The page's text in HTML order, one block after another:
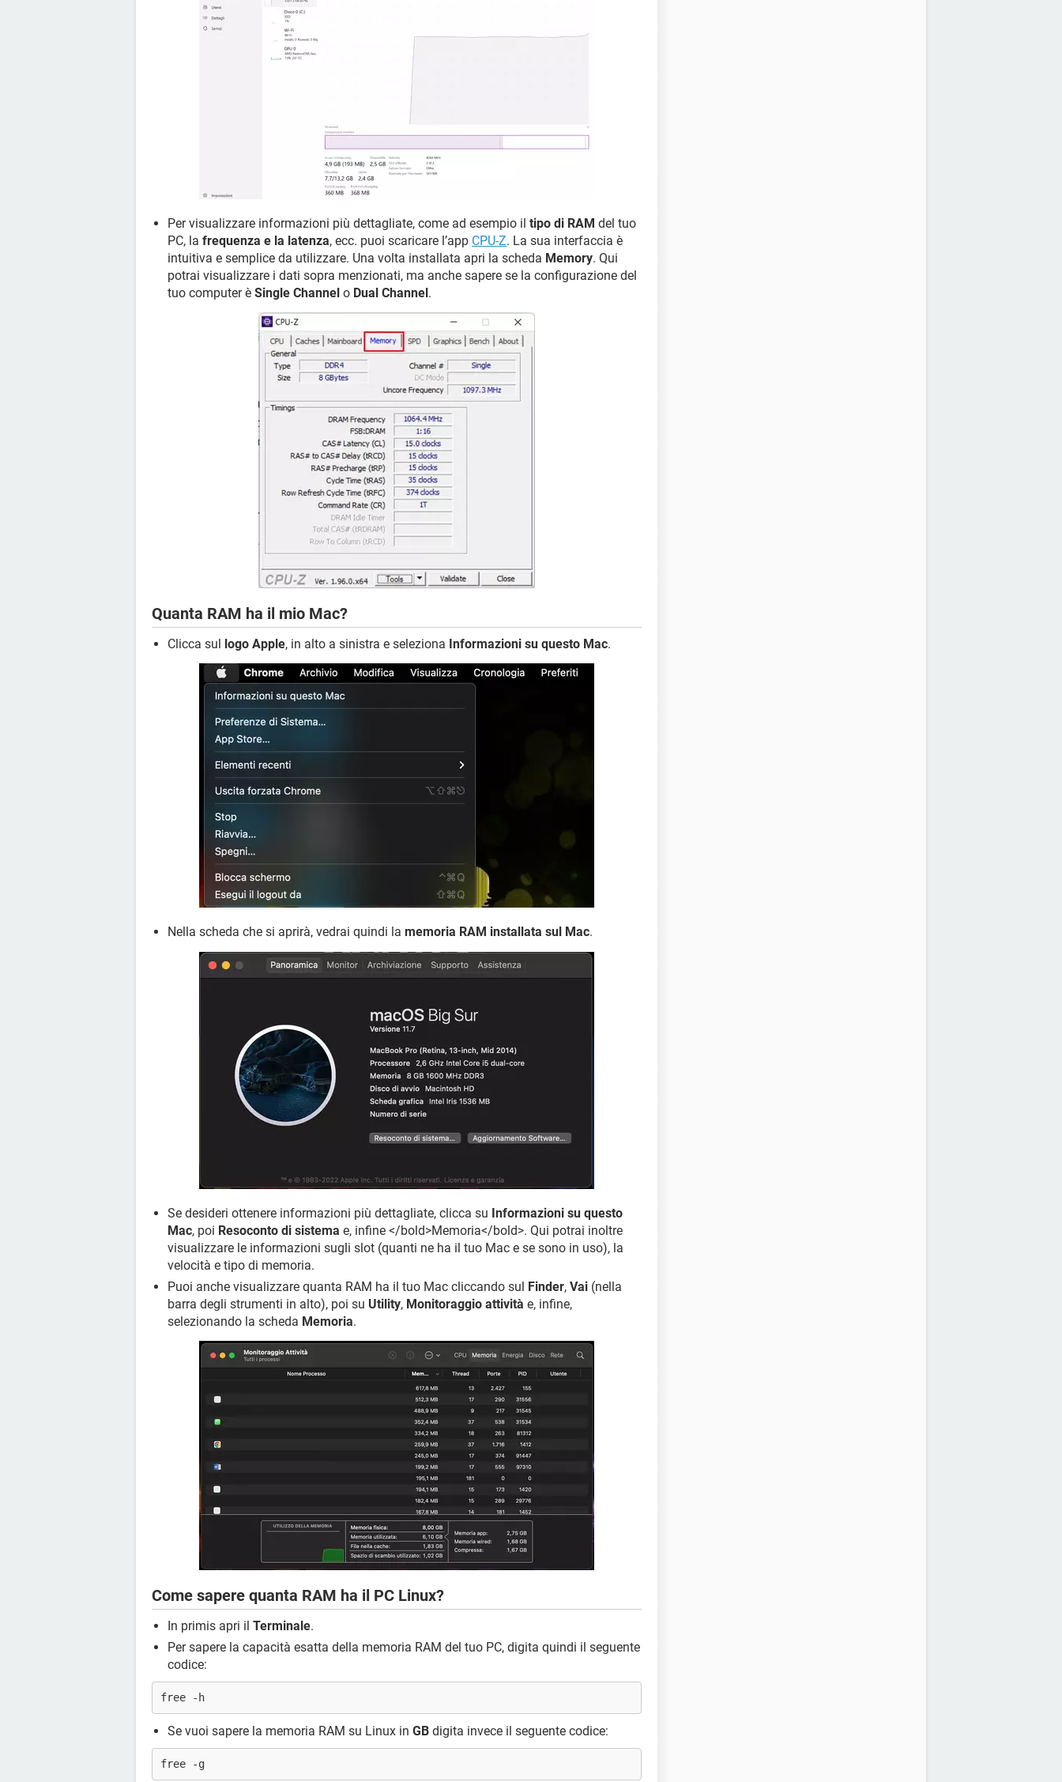
Per visualizzare informazioni più dettagliate, come ad esempio il tipo di RAM del tuo
PC, la frequenza e la latenza, ecc. puoi scaricare l’app CPU-Z. La sua interfaccia è
intuitiva e semplice da utilizzare. Una volta installata apri la scheda Memory. Qui
potrai visualizzare i dati sopra menzionati, ma anche sapere se la configurazione del
tuo computer è Single Channel o Dual Channel.
Quanta RAM ha il mio Mac?
Clicca sul logo Apple, in alto a sinistra e seleziona Informazioni su questo Mac.
Nella scheda che si aprirà, vedrai quindi la memoria RAM installata sul Mac.
Se desideri ottenere informazioni più dettagliate, clicca su Informazioni su questo
Mac, poi Resoconto di sistema e, infine </bold>Memoria</bold>. Qui potrai inoltre
visualizzare le informazioni sugli slot (quanti ne ha il tuo Mac e se sono in uso), la
velocità e tipo di memoria.
Puoi anche visualizzare quanta RAM ha il tuo Mac cliccando sul Finder, Vai (nella
barra degli strumenti in alto), poi su Utility, Monitoraggio attività e, infine,
selezionando la scheda Memoria.
Come sapere quanta RAM ha il PC Linux?
In primis apri il Terminale.
Per sapere la capacità esatta della memoria RAM del tuo PC, digita quindi il seguente
codice:
free -h
Se vuoi sapere la memoria RAM su Linux in GB digita invece il seguente codice:
free -g